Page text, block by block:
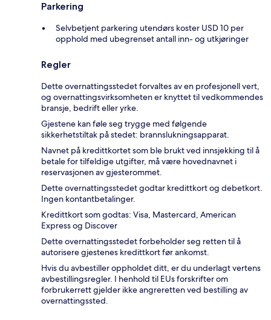
Parkering
Selvbetjent parkering utendørs koster USD 10 per
opphold med ubegrenset antall inn- og utkjøringer
Regler
Dette overnattingsstedet forvaltes av en profesjonell vert,
og overnattingsvirksomheten er knyttet til vedkommendes
bransje, bedrift eller yrke.
Gjestene kan føle seg trygge med følgende
sikkerhetstiltak på stedet: brannslukningsapparat.
Navnet på kredittkortet som ble brukt ved innsjekking til å
betale for tilfeldige utgifter, må være hovednavnet i
reservasjonen av gjesterommet.
Dette overnattingsstedet godtar kredittkort og debetkort.
Ingen kontantbetalinger.
Kredittkort som godtas: Visa, Mastercard, American
Express og Discover
Dette overnattingsstedet forbeholder seg retten til å
autorisere gjestenes kredittkort før ankomst.
Hvis du avbestiller oppholdet ditt, er du underlagt vertens
avbestillingsregler. I henhold til EUs forskrifter om
forbrukerrett gjelder ikke angreretten ved bestilling av
overnattingssted.